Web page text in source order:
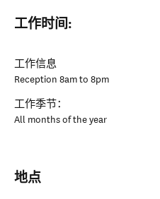
工作时间:
工作信息
Reception 8am to 8pm
工作季节：
All months of the year
地点